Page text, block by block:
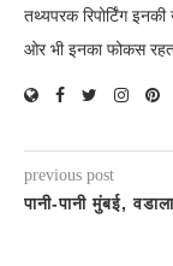
तथ्यपरक रिपोर्टिंग
ओर भी इनका फोकस
previous post
पानी-पानी मुंबई,